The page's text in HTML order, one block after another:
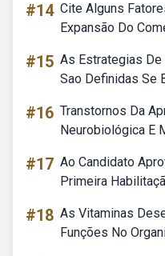
#14 Cite Alguns
Expansão Do
#15 As Estrategias
Sao Definidas Se
#16 Transtornos Da
Neurobiológica E
#17 Ao Candidato
Primeira
#18 As Vitaminas
Funções No